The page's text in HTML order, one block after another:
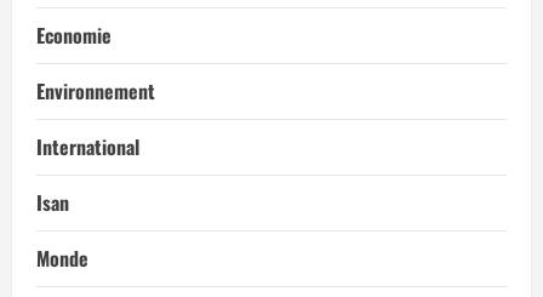
Economie
Environnement
International
Isan
Monde